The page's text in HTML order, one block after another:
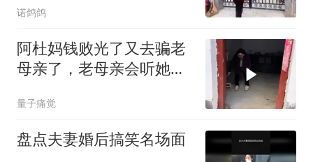
诺鸽鸽
阿杜妈钱败光了又去骗老
母亲了，老母亲会听她的
量子痛觉
盘点夫妻婚后搞笑名场面